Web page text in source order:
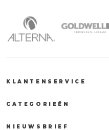
KLANTENSERVICE
CATEGORIEËN
NIEUWSBRIEF